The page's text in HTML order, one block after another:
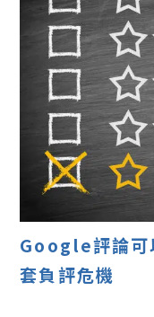
Google評論可
套負評危機